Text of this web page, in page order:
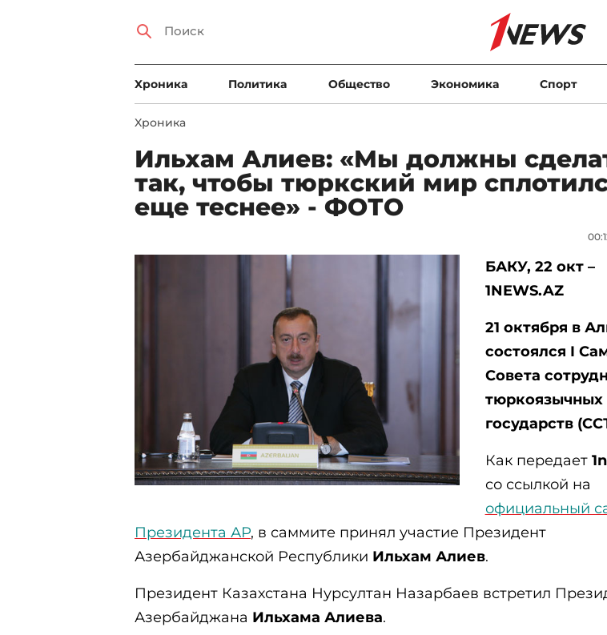
Xроника Политика Общество Экономика Спорт
Xроника
Ильхам Алиев: «Мы должны
так, чтобы тюркский мир
еще теснее» - ФОТО
БАКУ, 22 окт –
1NEWS.AZ
21 октября в
состоялся I
Совета
тюркоязычных
государств
Как передает
со ссылкой на
официальный
Президента АР, в саммите принял участие Президент
Азербайджанской Республики Ильхам Алиев.
Президент Казахстана Нурсултан Назарбаев встретил
Азербайджана Ильхама Алиева.